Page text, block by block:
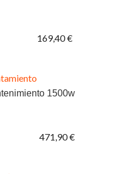
169,40 €
1500w
471,90 €